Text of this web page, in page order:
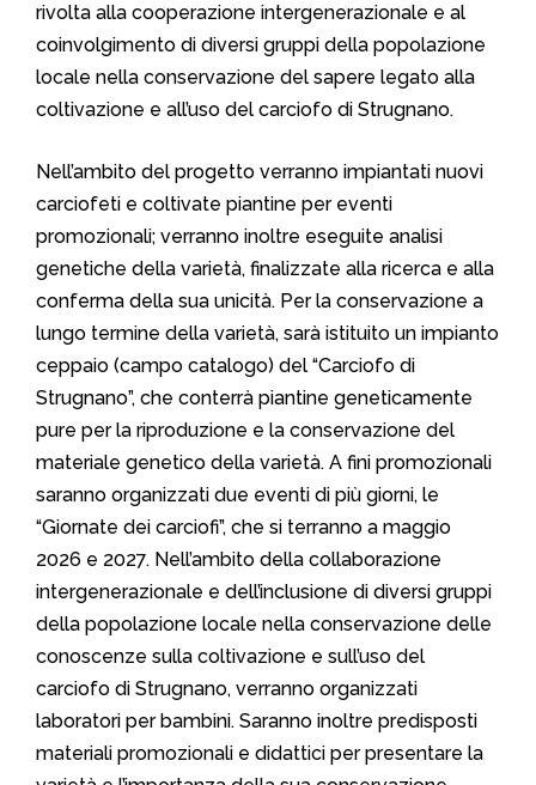
rivolta alla cooperazione intergenerazionale e al
coinvolgimento di diversi gruppi della popolazione
locale nella conservazione del sapere legato alla
coltivazione e all’uso del carciofo di Strugnano.
Nell’ambito del progetto verranno impiantati nuovi
carciofeti e coltivate piantine per eventi
promozionali; verranno inoltre eseguite analisi
genetiche della varietà, finalizzate alla ricerca e alla
conferma della sua unicità. Per la conservazione a
lungo termine della varietà, sarà istituito un impianto
ceppaio (campo catalogo) del “Carciofo di
Strugnano”, che conterrà piantine geneticamente
pure per la riproduzione e la conservazione del
materiale genetico della varietà. A fini promozionali
saranno organizzati due eventi di più giorni, le
“Giornate dei carciofi”, che si terranno a maggio
2026 e 2027. Nell’ambito della collaborazione
intergenerazionale e dell’inclusione di diversi gruppi
della popolazione locale nella conservazione delle
conoscenze sulla coltivazione e sull’uso del
carciofo di Strugnano, verranno organizzati
laboratori per bambini. Saranno inoltre predisposti
materiali promozionali e didattici per presentare la